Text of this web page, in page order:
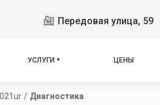
Передовая улица, 59
УСЛУГИ ЦЕНЫ
/ Диагностика